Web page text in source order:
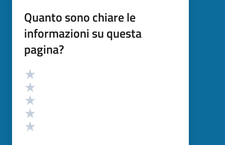
Quanto sono chiare le
informazioni su questa
pagina?
Valutazione